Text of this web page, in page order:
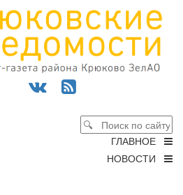
ГЛАВНОЕ
НОВОСТИ